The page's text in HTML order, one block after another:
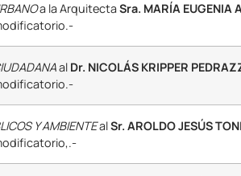
a la ArquitectaSra. MARÍA EUGENIA
al Dr. NICOLÁS KRIPPER
Y AMBIENTEalSr. AROLDO JESÚS